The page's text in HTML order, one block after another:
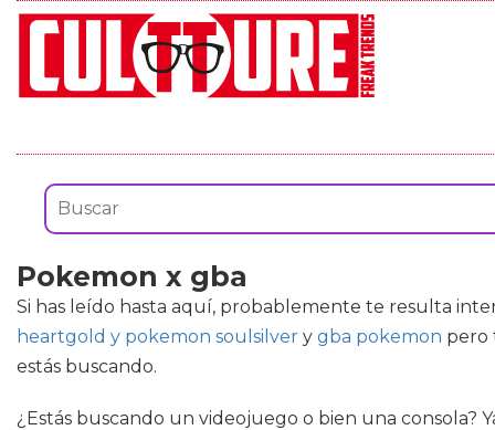
Pokemon x gba
Si has leído hasta aquí, probablemente te resulta
heartgold y pokemon soulsilver y gba pokemon pero
estás buscando.
¿Estás buscando un videojuego o bien una consola?